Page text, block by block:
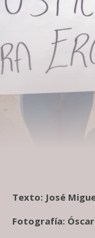
Texto: José
Fotografía: